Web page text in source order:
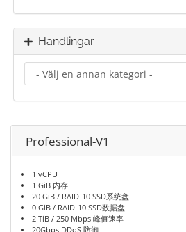
Handlingar
Professional-V1
1 vCPU
1 GiB 内存
20 GiB / RAID-10 SSD系统盘
0 GiB / RAID-10 SSD数据盘
2 TiB / 250 Mbps 峰值速率
20Gbps DDoS 防御